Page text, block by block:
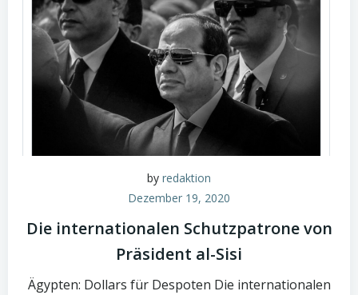
by redaktion
Dezember 19, 2020
Die internationalen Schutzpatrone von
Präsident al-Sisi
Ägypten: Dollars für Despoten Die internationalen